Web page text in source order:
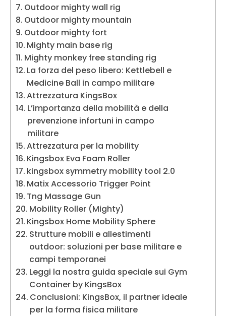
Outdoor mighty wall rig
Outdoor mighty mountain
Outdoor mighty fort
Mighty main base rig
Mighty monkey free standing rig
La forza del peso libero: Kettlebell e
Medicine Ball in campo militare
Attrezzatura KingsBox
L’importanza della mobilità e della
prevenzione infortuni in campo
militare
Attrezzatura per la mobility
Kingsbox Eva Foam Roller
kingsbox symmetry mobility tool 2.0
Matix Accessorio Trigger Point
Tng Massage Gun
Mobility Roller (Mighty)
Kingsbox Home Mobility Sphere
Strutture mobili e allestimenti
outdoor: soluzioni per base militare e
campi temporanei
Leggi la nostra guida speciale sui Gym
Container by KingsBox
Conclusioni: KingsBox, il partner ideale
per la forma fisica militare